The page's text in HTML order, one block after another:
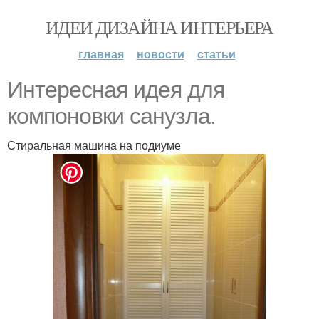
ИДЕИ ДИЗАЙНА ИНТЕРЬЕРА
главная новости статьи
Интересная идея для
компоновки санузла.
Стиральная машина на подиуме